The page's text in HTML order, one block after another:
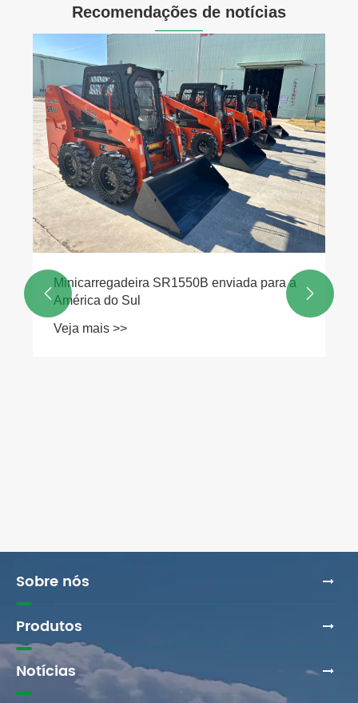
Recomendações de notícias
Sistema hidráulico e acessórios da
escavadeira
Veja mais >>
 
Sobre nós
Produtos
Notícias